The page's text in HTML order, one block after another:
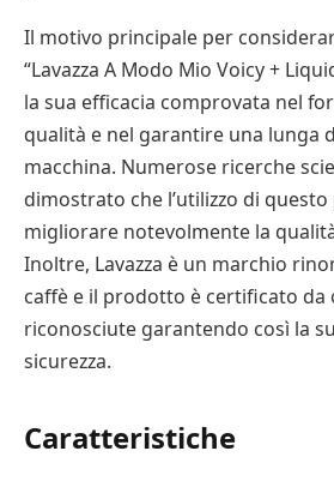
Il motivo principale per
“Lavazza A Modo Mio Voicy +
la sua efficacia comprovata nel
qualità e nel garantire una lunga
macchina. Numerose ricerche
dimostrato che l’utilizzo di
migliorare notevolmente la
Inoltre, Lavazza è un marchio
caffè e il prodotto è certificato da
riconosciute garantendo così la
sicurezza.
Caratteristiche